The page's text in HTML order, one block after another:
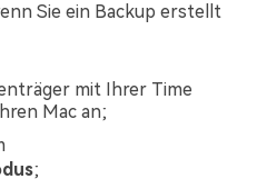
Sie ein Backup erstellt
mit Ihrer Time
Mac an;
;